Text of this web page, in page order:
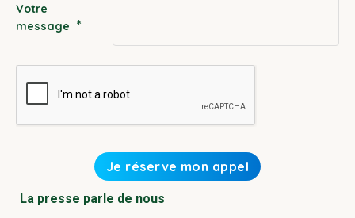
Votre
message *
La presse parle de nous